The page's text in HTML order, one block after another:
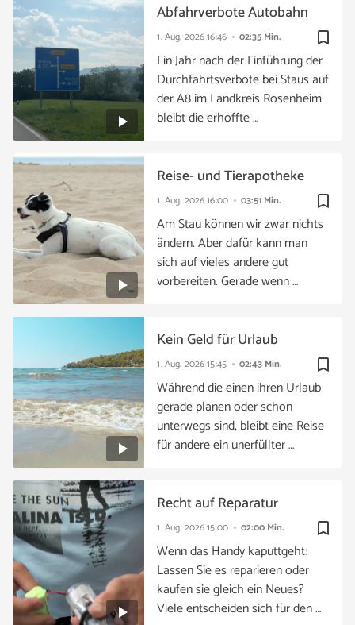
bookmark_border
1. Aug. 202616:46 02:35 Min.
Abfahrverbote Autobahn
Ein Jahr nach der Einführung der
Durchfahrtsverbote bei Staus auf
der A8 im Landkreis Rosenheim
bleibt die erhoffte …
bookmark_border
1. Aug. 202616:00 03:51 Min.
Reise- und Tierapotheke
Am Stau können wir zwar nichts
ändern. Aber dafür kann man
sich auf vieles andere gut
vorbereiten. Gerade wenn …
bookmark_border
1. Aug. 202615:45 02:43 Min.
Kein Geld für Urlaub
Während die einen ihren Urlaub
gerade planen oder schon
unterwegs sind, bleibt eine Reise
für andere ein unerfüllter …
bookmark_border
1. Aug. 202615:00 02:00 Min.
Recht auf Reparatur
Wenn das Handy kaputtgeht:
Lassen Sie es reparieren oder
kaufen sie gleich ein Neues?
Viele entscheiden sich für den …